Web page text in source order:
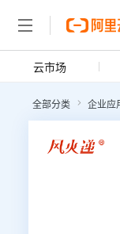
云市场
全部分类 企业应